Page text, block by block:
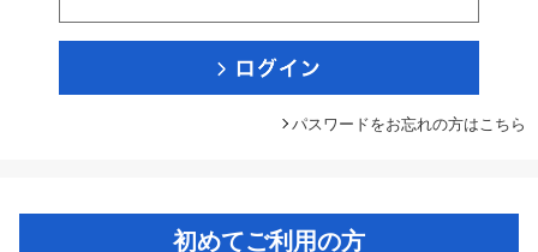
パスワードをお忘れの方はこちら
初めてご利用の方